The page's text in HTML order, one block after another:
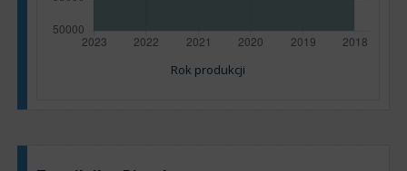
Rok produkcji